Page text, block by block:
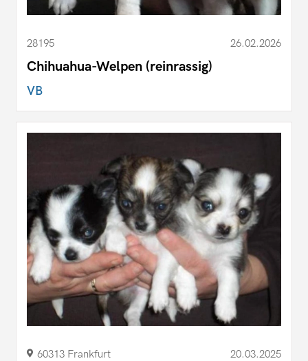
28195 26.02.2026
Chihuahua-Welpen (reinrassig)
VB
60313 Frankfurt 20.03.2025